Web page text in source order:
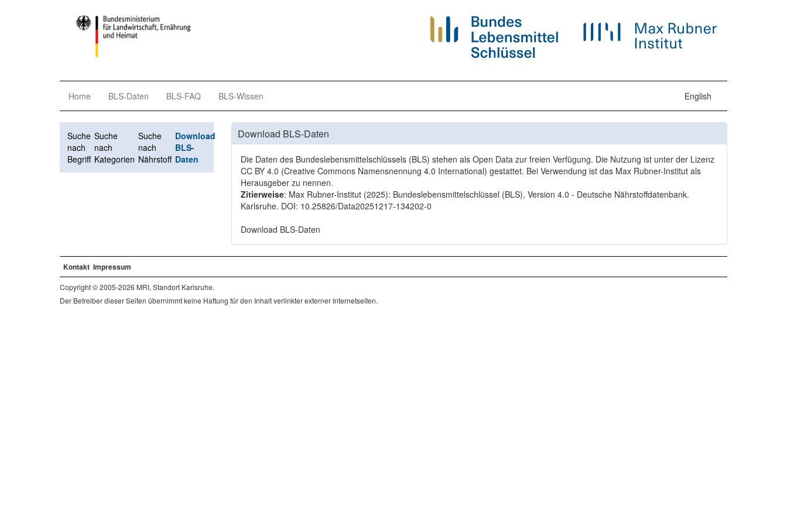
Home BLS-Daten BLS-FAQ BLS-Wissen English
Suche
nach
Begriff
Suche
nach
Kategorien
Suche
nach
Nährstoff
Download
BLS-
Daten
Download BLS-Daten
Die Daten des Bundeslebensmittelschlüssels (BLS) stehen als Open Data zur freien Verfügung. Die Nutzung ist unter der Lizenz
CC BY 4.0 (Creative Commons Namensnennung 4.0 International) gestattet. Bei Verwendung ist das Max Rubner-Institut als
Herausgeber zu nennen.
Zitierweise: Max Rubner-Institut (2025): Bundeslebensmittelschlüssel (BLS), Version 4.0 - Deutsche Nährstoffdatenbank.
Karlsruhe. DOI: 10.25826/Data20251217-134202-0
Download BLS-Daten
Kontakt Impressum
Copyright © 2005-2026 MRI, Standort Karlsruhe.
Der Betreiber dieser Seiten übernimmt keine Haftung für den Inhalt verlinkter externer Internetseiten.